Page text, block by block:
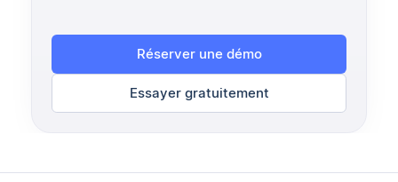
Réserver une démo
Essayer gratuitement